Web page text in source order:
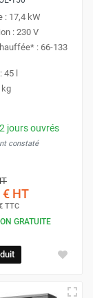
: 17,4 kW
: 230 V
: 66-133
45 l
kg
jours ouvrés
constaté
€ HT
TTC
GRATUITE